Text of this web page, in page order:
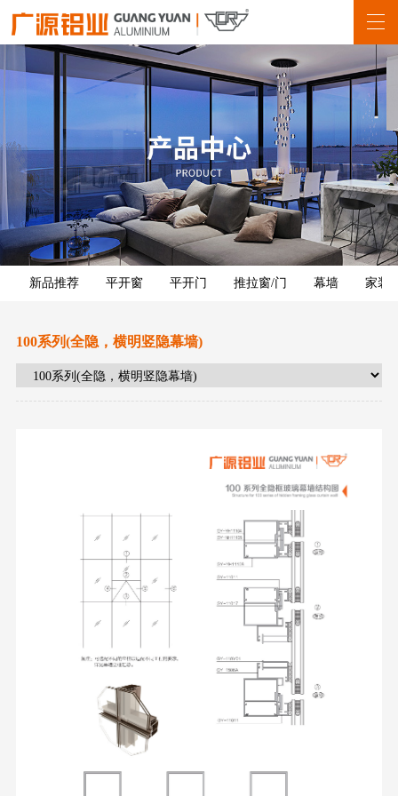
新品推荐 平开窗 平开门 推拉窗/门 幕墙 家装
100系列(全隐，横明竖隐幕墙)